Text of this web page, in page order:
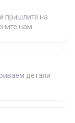
пришлите на
нам
детали